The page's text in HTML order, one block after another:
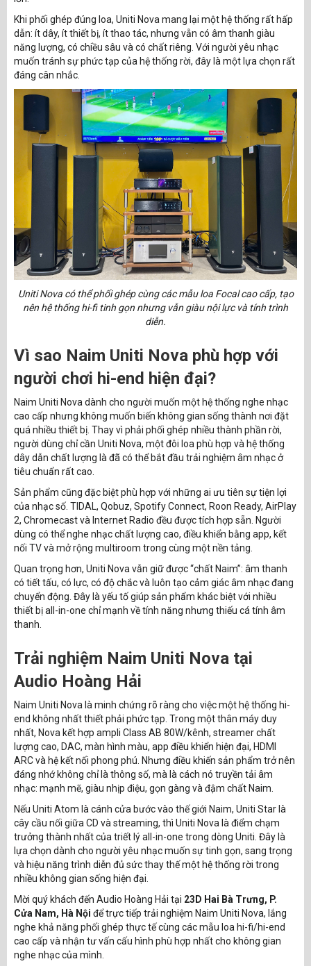
Khi phối ghép đúng loa, Uniti Nova mang lại một hệ thống rất hấp
dẫn: ít dây, ít thiết bị, ít thao tác, nhưng vẫn có âm thanh giàu
năng lượng, có chiều sâu và có chất riêng. Với người yêu nhạc
muốn tránh sự phức tạp của hệ thống rời, đây là một lựa chọn rất
đáng cân nhắc.
Uniti Nova có thể phối ghép cùng các mẫu loa Focal cao cấp, tạo
nên hệ thống hi-fi tinh gọn nhưng vẫn giàu nội lực và tính trình
diễn.
Vì sao Naim Uniti Nova phù hợp với
người chơi hi-end hiện đại?
Naim Uniti Nova dành cho người muốn một hệ thống nghe nhạc
cao cấp nhưng không muốn biến không gian sống thành nơi đặt
quá nhiều thiết bị. Thay vì phải phối ghép nhiều thành phần rời,
người dùng chỉ cần Uniti Nova, một đôi loa phù hợp và hệ thống
dây dẫn chất lượng là đã có thể bắt đầu trải nghiệm âm nhạc ở
tiêu chuẩn rất cao.
Sản phẩm cũng đặc biệt phù hợp với những ai ưu tiên sự tiện lợi
của nhạc số. TIDAL, Qobuz, Spotify Connect, Roon Ready, AirPlay
2, Chromecast và Internet Radio đều được tích hợp sẵn. Người
dùng có thể nghe nhạc chất lượng cao, điều khiển bằng app, kết
nối TV và mở rộng multiroom trong cùng một nền tảng.
Quan trọng hơn, Uniti Nova vẫn giữ được “chất Naim”: âm thanh
có tiết tấu, có lực, có độ chắc và luôn tạo cảm giác âm nhạc đang
chuyển động. Đây là yếu tố giúp sản phẩm khác biệt với nhiều
thiết bị all-in-one chỉ mạnh về tính năng nhưng thiếu cá tính âm
thanh.
Trải nghiệm Naim Uniti Nova tại
Audio Hoàng Hải
Naim Uniti Nova là minh chứng rõ ràng cho việc một hệ thống hi-
end không nhất thiết phải phức tạp. Trong một thân máy duy
nhất, Nova kết hợp ampli Class AB 80W/kênh, streamer chất
lượng cao, DAC, màn hình màu, app điều khiển hiện đại, HDMI
ARC và hệ kết nối phong phú. Nhưng điều khiến sản phẩm trở nên
đáng nhớ không chỉ là thông số, mà là cách nó truyền tải âm
nhạc: mạnh mẽ, giàu nhịp điệu, gọn gàng và đậm chất Naim.
Nếu Uniti Atom là cánh cửa bước vào thế giới Naim, Uniti Star là
cây cầu nối giữa CD và streaming, thì Uniti Nova là điểm chạm
trưởng thành nhất của triết lý all-in-one trong dòng Uniti. Đây là
lựa chọn dành cho người yêu nhạc muốn sự tinh gọn, sang trọng
và hiệu năng trình diễn đủ sức thay thế một hệ thống rời trong
nhiều không gian sống hiện đại.
Mời quý khách đến Audio Hoàng Hải tại 23D Hai Bà Trưng, P.
Cửa Nam, Hà Nội để trực tiếp trải nghiệm Naim Uniti Nova, lắng
nghe khả năng phối ghép thực tế cùng các mẫu loa hi-fi/hi-end
cao cấp và nhận tư vấn cấu hình phù hợp nhất cho không gian
nghe nhạc của mình.